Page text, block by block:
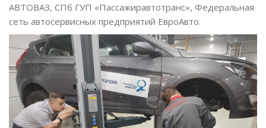
АВТОВАЗ, СПб ГУП «Пассажиравтотранс», Федеральная
сеть автосервисных предприятий ЕвроАвто.